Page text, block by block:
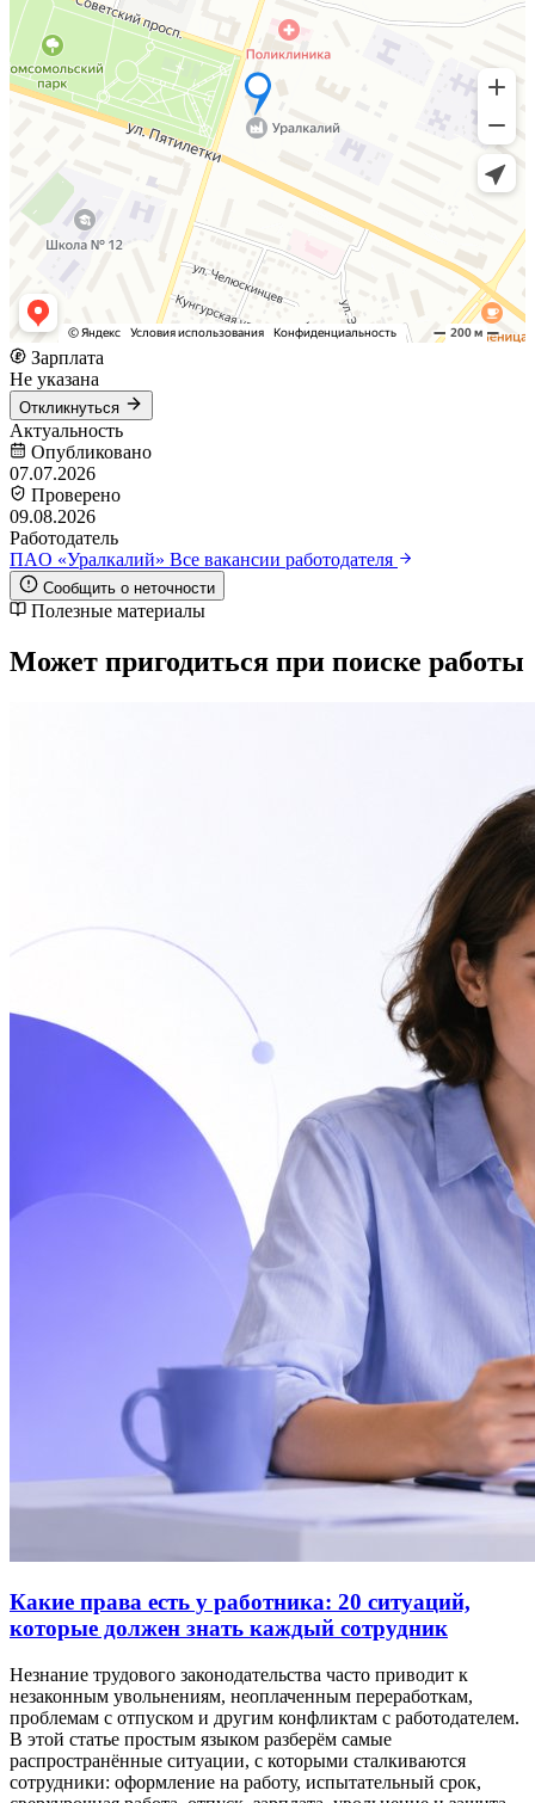
Зарплата
Не указана
Откликнуться
Актуальность
Опубликовано
07.07.2026
Проверено
09.08.2026
Работодатель
ПAO «Уралкалий» Все вакансии работодателя
Сообщить о неточности
Полезные материалы
Может пригодиться при поиске работы
Какие права есть у работника: 20 ситуаций,
которые должен знать каждый сотрудник
Незнание трудового законодательства часто приводит к
незаконным увольнениям, неоплаченным переработкам,
проблемам с отпуском и другим конфликтам с работодателем.
В этой статье простым языком разберём самые
распространённые ситуации, с которыми сталкиваются
сотрудники: оформление на работу, испытательный срок,